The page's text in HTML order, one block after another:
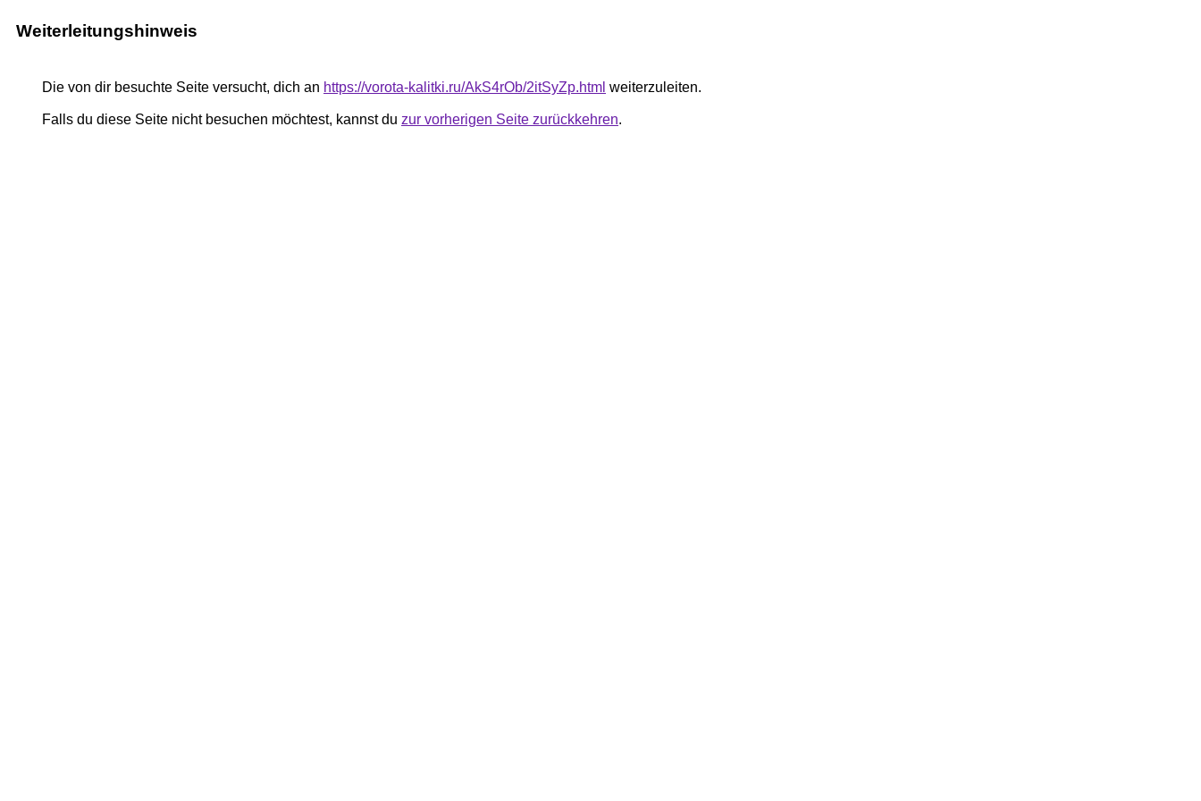
Weiterleitungshinweis
Die von dir besuchte Seite versucht, dich an https://vorota-kalitki.ru/AkS4rOb/2itSyZp.html weiterzuleiten.
Falls du diese Seite nicht besuchen möchtest, kannst du zur vorherigen Seite zurückkehren.